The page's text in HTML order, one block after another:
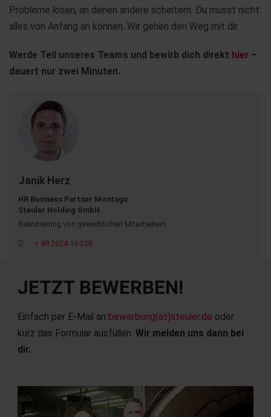
Probleme lösen, an denen andere scheitern. Du musst nicht
alles von Anfang an können. Wir gehen den Weg mit dir.
Werde Teil unseres Teams und bewirb dich direkt hier –
dauert nur zwei Minuten.
Janik Herz
HR Business Partner Montage
Steuler Holding GmbH
Rekrutierung von gewerblichen Mitarbeitern
+ 49 2624 13-228
JETZT BEWERBEN!
Einfach per E-Mail an bewerbung(at)steuler.de oder
kurz das Formular ausfüllen. Wir melden uns dann bei
dir.